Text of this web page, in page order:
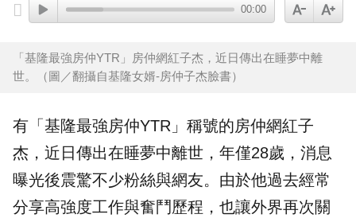
00:00
「基隆最強房仲YTR」房仲網紅子杰，近日傳出在睡夢中離
世。（圖／翻攝自基隆女婿-房仲子杰臉書）
有「基隆最強房仲YTR」稱號的房仲網紅子
杰 ，近日傳出在睡夢中離世，年僅28歲，消息
曝光後震驚不少粉絲與網友。由於他過去經常
分享高強度工作與奮鬥歷程，也讓外界再次關